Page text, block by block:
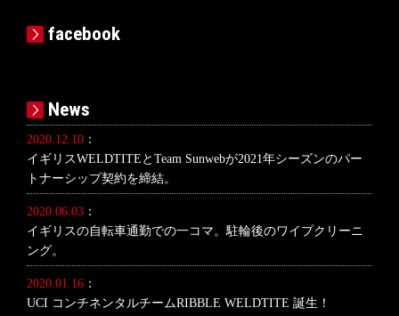
facebook
News
2020.12.10 ：
イギリスWELDTITEとTeam Sunwebが2021年シーズンのパー
トナーシップ契約を締結。
2020.06.03 ：
イギリスの自転車通勤での一コマ。駐輪後のワイプクリーニ
ング。
2020.01.16 ：
UCI コンチネンタルチームRIBBLE WELDTITE 誕生！